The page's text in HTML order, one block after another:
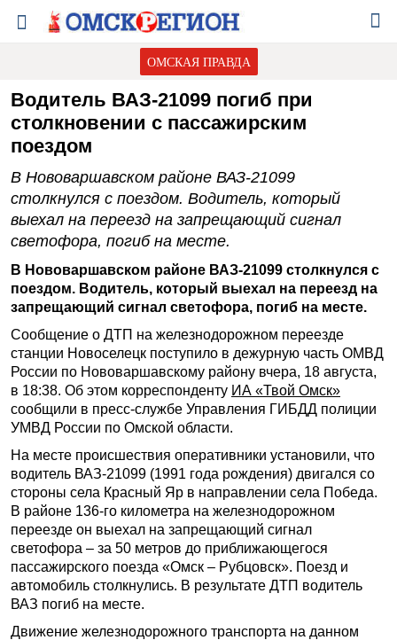
ОМСКАЯ ПРАВДА
Водитель ВАЗ-21099 погиб при
столкновении с пассажирским
поездом
В Нововаршавском районе ВАЗ-21099
столкнулся с поездом. Водитель, который
выехал на переезд на запрещающий сигнал
светофора, погиб на месте.
В Нововаршавском районе ВАЗ-21099 столкнулся с
поездом. Водитель, который выехал на переезд на
запрещающий сигнал светофора, погиб на месте.
Сообщение о ДТП на железнодорожном переезде
станции Новоселецк поступило в дежурную часть ОМВД
России по Нововаршавскому району вчера, 18 августа,
в 18:38. Об этом корреспонденту ИА «Твой Омск»
сообщили в пресс-службе Управления ГИБДД полиции
УМВД России по Омской области.
На месте происшествия оперативники установили, что
водитель ВАЗ-21099 (1991 года рождения) двигался со
стороны села Красный Яр в направлении села Победа.
В районе 136-го километра на железнодорожном
переезде он выехал на запрещающий сигнал
светофора – за 50 метров до приближающегося
пассажирского поезда «Омск – Рубцовск». Поезд и
автомобиль столкнулись. В результате ДТП водитель
ВАЗ погиб на месте.
Движение железнодорожного транспорта на данном